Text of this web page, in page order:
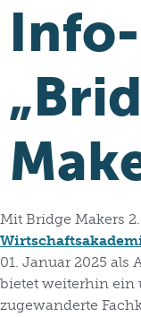
Mit Bridge Makers
01. Januar 2025 als
bietet weiterhin ein
zugewanderte